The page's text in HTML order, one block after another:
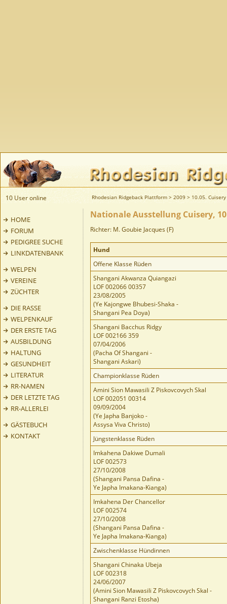
10 User online Rhodesian Ridgeback Plattform > 2009 > 10.05. Cuisery
HOME
FORUM
PEDIGREE SUCHE
LINKDATENBANK
WELPEN
VEREINE
ZÜCHTER
DIE RASSE
WELPENKAUF
DER ERSTE TAG
AUSBILDUNG
HALTUNG
GESUNDHEIT
LITERATUR
RR-NAMEN
DER LETZTE TAG
RR-ALLERLEI
GÄSTEBUCH
KONTAKT
Nationale Ausstellung Cuisery,
Richter: M. Goubie Jacques (F)
Hund
Offene Klasse Rüden
Shangani Akwanza Quiangazi
LOF 002066 00357
23/08/2005
(Ye Kajongwe Bhubesi-Shaka -
Shangani Pea Doya)
Shangani Bacchus Ridgy
LOF 002166 359
07/04/2006
(Pacha Of Shangani -
Shangani Askari)
Championklasse Rüden
Amini Sion Mawasili Z Piskovcovych Skal
LOF 002051 00314
09/09/2004
(Ye Japha Banjoko -
Assysa Viva Christo)
Jüngstenklasse Rüden
Imkahena Dakiwe Dumali
LOF 002573
27/10/2008
(Shangani Pansa Dafina -
Ye Japha Imakana-Kianga)
Imkahena Der Chancellor
LOF 002574
27/10/2008
(Shangani Pansa Dafina -
Ye Japha Imakana-Kianga)
Zwischenklasse Hündinnen
Shangani Chinaka Ubeja
LOF 002318
24/06/2007
(Amini Sion Mawasili Z Piskovcovych Skal -
Shangani Ranzi Etosha)